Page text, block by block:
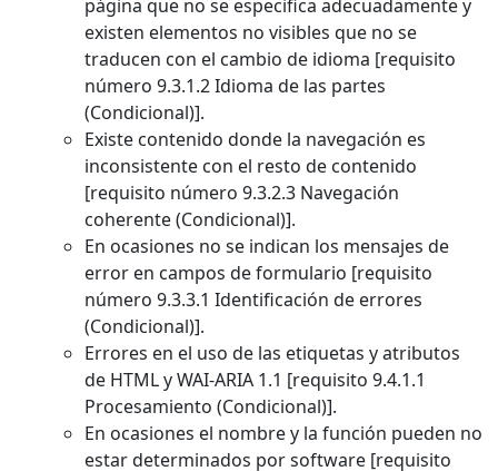
página que no se especifica adecuadamente y
existen elementos no visibles que no se
traducen con el cambio de idioma [requisito
número 9.3.1.2 Idioma de las partes
(Condicional)].
Existe contenido donde la navegación es
inconsistente con el resto de contenido
[requisito número 9.3.2.3 Navegación
coherente (Condicional)].
En ocasiones no se indican los mensajes de
error en campos de formulario [requisito
número 9.3.3.1 Identificación de errores
(Condicional)].
Errores en el uso de las etiquetas y atributos
de HTML y WAI-ARIA 1.1 [requisito 9.4.1.1
Procesamiento (Condicional)].
En ocasiones el nombre y la función pueden no
estar determinados por software [requisito